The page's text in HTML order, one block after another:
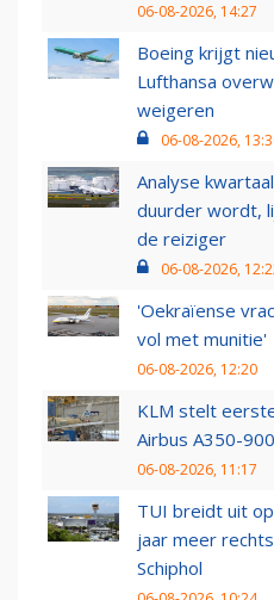
06-08-2026, 14:27
Boeing krijgt
Lufthansa
weigeren
06-08-2026,
Analyse
duurder wordt,
de reiziger
06-08-2026,
'Oekraïense
vol met munitie'
06-08-2026, 12:20
KLM stelt
Airbus A350-
06-08-2026, 11:17
TUI breidt uit
jaar meer
Schiphol